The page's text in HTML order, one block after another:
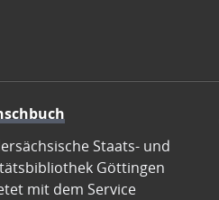
Staats- und
Göttingen
mit dem Service